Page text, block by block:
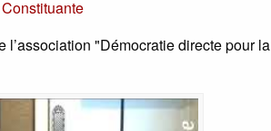
"Démocratie directe pour la